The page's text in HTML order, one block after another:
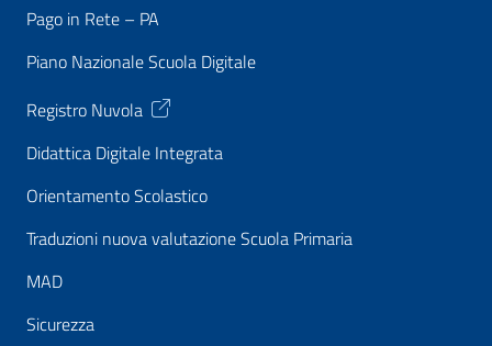
Pago in Rete – PA
Piano Nazionale Scuola Digitale
Registro Nuvola
Didattica Digitale Integrata
Orientamento Scolastico
Traduzioni nuova valutazione Scuola Primaria
MAD
Sicurezza